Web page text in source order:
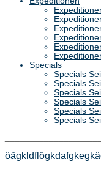
Specials
Specials
Specials
Specials
Specials
Specials
Specials